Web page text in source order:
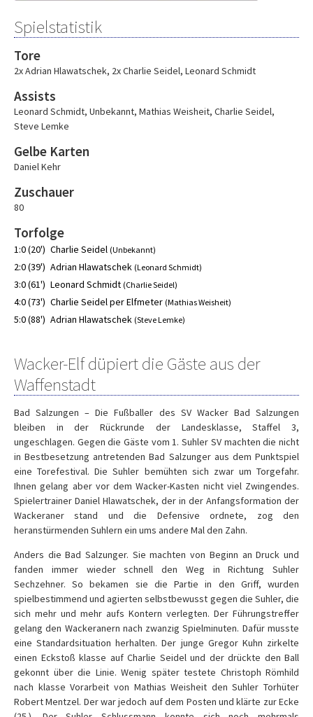
Spielstatistik
Tore
2x Adrian Hlawatschek, 2x Charlie Seidel, Leonard Schmidt
Assists
Leonard Schmidt, Unbekannt, Mathias Weisheit, Charlie Seidel,
Steve Lemke
Gelbe Karten
Daniel Kehr
Zuschauer
80
Torfolge
1:0 (20') Charlie Seidel (Unbekannt)
2:0 (39') Adrian Hlawatschek (Leonard Schmidt)
3:0 (61') Leonard Schmidt (Charlie Seidel)
4:0 (73') Charlie Seidel per Elfmeter (Mathias Weisheit)
5:0 (88') Adrian Hlawatschek (Steve Lemke)
Wacker-Elf düpiert die Gäste aus der
Waffenstadt
Bad Salzungen – Die Fußballer des SV Wacker Bad Salzungen
bleiben in der Rückrunde der Landesklasse, Staffel 3,
ungeschlagen. Gegen die Gäste vom 1. Suhler SV machten die nicht
in Bestbesetzung antretenden Bad Salzunger aus dem Punktspiel
eine Torefestival. Die Suhler bemühten sich zwar um Torgefahr.
Ihnen gelang aber vor dem Wacker-Kasten nicht viel Zwingendes.
Spielertrainer Daniel Hlawatschek, der in der Anfangsformation der
Wackeraner stand und die Defensive ordnete, zog den
heranstürmenden Suhlern ein ums andere Mal den Zahn.
Anders die Bad Salzunger. Sie machten von Beginn an Druck und
fanden immer wieder schnell den Weg in Richtung Suhler
Sechzehner. So bekamen sie die Partie in den Griff, wurden
spielbestimmend und agierten selbstbewusst gegen die Suhler, die
sich mehr und mehr aufs Kontern verlegten. Der Führungstreffer
gelang den Wackeranern nach zwanzig Spielminuten. Dafür musste
eine Standardsituation herhalten. Der junge Gregor Kuhn zirkelte
einen Eckstoß klasse auf Charlie Seidel und der drückte den Ball
gekonnt über die Linie. Wenig später testete Christoph Römhild
nach klasse Vorarbeit von Mathias Weisheit den Suhler Torhüter
Robert Mentzel. Der war jedoch auf dem Posten und klärte zur Ecke